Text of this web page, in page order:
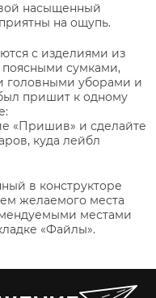
насыщенный
на ощупь.
с изделиями из
поясными сумками,
головными уборами и
пришит к одному
«Пришив» и сделайте
куда лейбл
в конструкторе
желаемого места
местами
«Файлы».